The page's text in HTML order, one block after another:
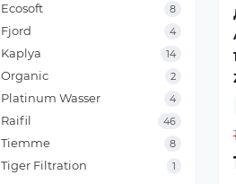
Ecosoft 8
Fjord 4
Kaplya 14
Organic 2
Platinum Wasser 4
Raifil 46
Tiemme 8
Tiger Filtration 1